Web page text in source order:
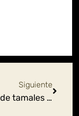
Siguiente
Receta de tamales mexicanos